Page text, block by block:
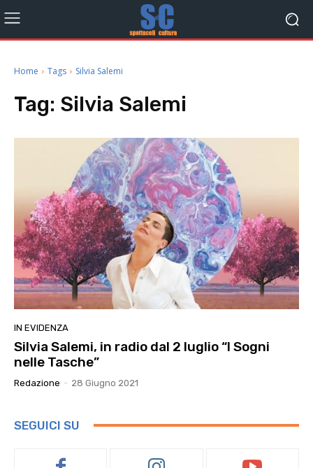
Home Tags Silvia Salemi
Tag: Silvia Salemi
IN EVIDENZA
Silvia Salemi, in radio dal 2 luglio “I Sogni
nelle Tasche”
Redazione - 28 Giugno 2021
SEGUICI SU